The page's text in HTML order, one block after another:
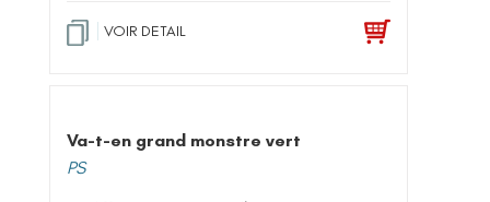
VOIR DETAIL
Va-t-en grand monstre vert
PS